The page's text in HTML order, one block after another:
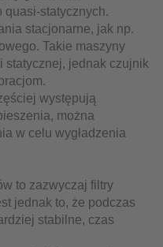
quasi-statycznych.
stacjonarne, jak np.
Takie maszyny
statycznej, jednak czujnik
występują
można
w celu wygładzenia
to zazwyczaj filtry
jednak to, że podczas
stabilne, czas